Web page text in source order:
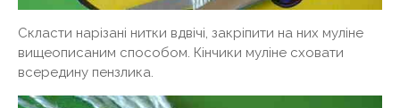
Скласти нарізані нитки вдвічі, закріпити на них муліне
вищеописаним способом. Кінчики муліне сховати
всередину пензлика.